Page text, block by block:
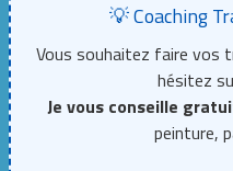
💡 Coaching
Vous souhaitez faire vos
hésitez
Je vous conseille
peinture,